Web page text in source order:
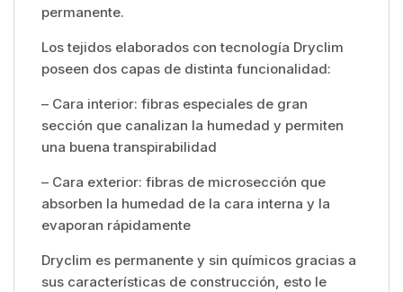
permanente.
Los tejidos elaborados con tecnología Dryclim
poseen dos capas de distinta funcionalidad:
– Cara interior: fibras especiales de gran
sección que canalizan la humedad y permiten
una buena transpirabilidad
– Cara exterior: fibras de microsección que
absorben la humedad de la cara interna y la
evaporan rápidamente
Dryclim es permanente y sin químicos gracias a
sus características de construcción, esto le